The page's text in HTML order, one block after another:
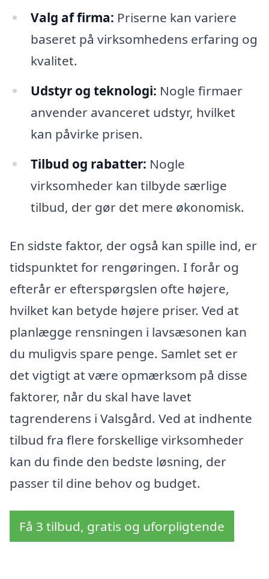
Valg af firma: Priserne kan variere
baseret på virksomhedens erfaring og
kvalitet.
Udstyr og teknologi: Nogle firmaer
anvender avanceret udstyr, hvilket
kan påvirke prisen.
Tilbud og rabatter: Nogle
virksomheder kan tilbyde særlige
tilbud, der gør det mere økonomisk.
En sidste faktor, der også kan spille ind, er
tidspunktet for rengøringen. I forår og
efterår er efterspørgslen ofte højere,
hvilket kan betyde højere priser. Ved at
planlægge rensningen i lavsæsonen kan
du muligvis spare penge. Samlet set er
det vigtigt at være opmærksom på disse
faktorer, når du skal have lavet
tagrenderens i Valsgård. Ved at indhente
tilbud fra flere forskellige virksomheder
kan du finde den bedste løsning, der
passer til dine behov og budget.
Få 3 tilbud, gratis og uforpligtende